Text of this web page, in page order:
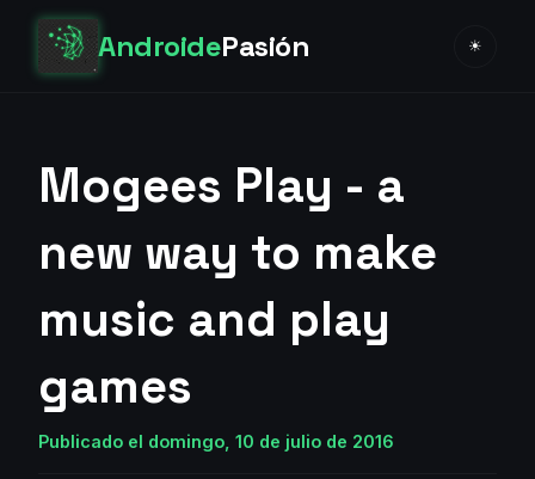
AndroidePasión ☀
Mogees Play - a
new way to make
music and play
games
Publicado el domingo, 10 de julio de 2016